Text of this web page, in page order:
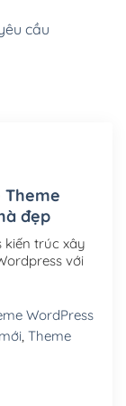
(+100,000₫)
cầu
Theme
đẹp
kiến trúc xây
với
WordPress
, Theme